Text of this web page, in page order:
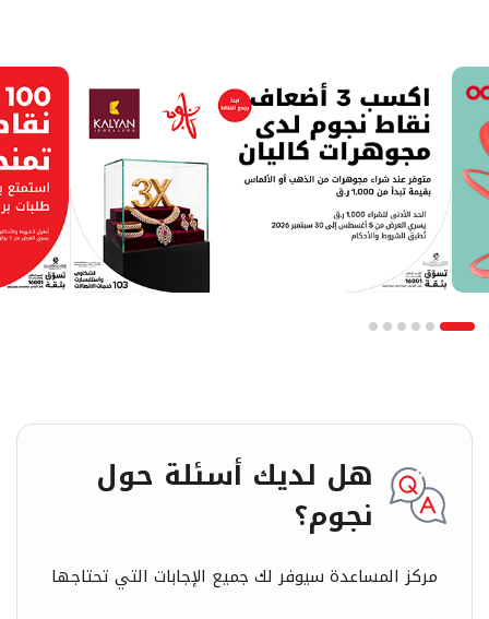
هل لديك أسئلة حول
نجوم؟
مركز المساعدة سيوفر لك جميع الإجابات التي تحتاجها